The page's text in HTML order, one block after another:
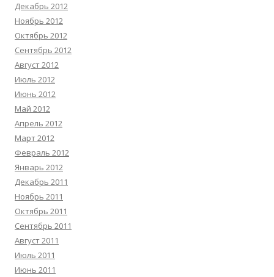
Декабрь 2012
Ноябрь 2012
Октябрь 2012
Сентябрь 2012
Август 2012
Июль 2012
Июнь 2012
Май 2012
Апрель 2012
Март 2012
Февраль 2012
Январь 2012
Декабрь 2011
Ноябрь 2011
Октябрь 2011
Сентябрь 2011
Август 2011
Июль 2011
Июнь 2011